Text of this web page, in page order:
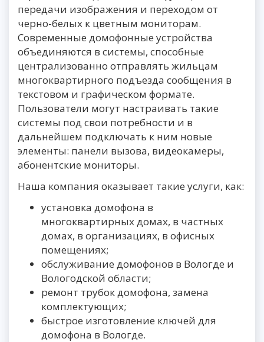
передачи изображения и переходом от
черно-белых к цветным мониторам.
Современные домофонные устройства
объединяются в системы, способные
централизованно отправлять жильцам
многоквартирного подъезда сообщения в
текстовом и графическом формате.
Пользователи могут настраивать такие
системы под свои потребности и в
дальнейшем подключать к ним новые
элементы: панели вызова, видеокамеры,
абонентские мониторы.
Наша компания оказывает такие услуги, как:
установка домофона в
многоквартирных домах, в частных
домах, в организациях, в офисных
помещениях;
обслуживание домофонов в Вологде и
Вологодской области;
ремонт трубок домофона, замена
комплектующих;
быстрое изготовление ключей для
домофона в Вологде.